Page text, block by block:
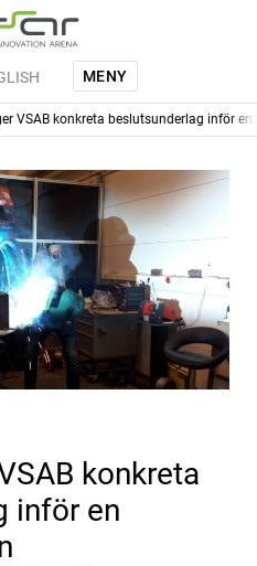
MENY
VSAB konkreta beslutsunderlag inför
konkreta
inför en